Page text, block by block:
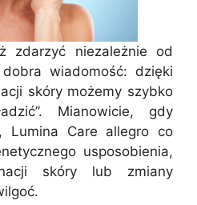
zdarzyć niezależnie od
wiadomość: dzięki
skóry możemy szybko
Mianowicie, gdy
Lumina Care allegro co
usposobienia,
skóry lub zmiany